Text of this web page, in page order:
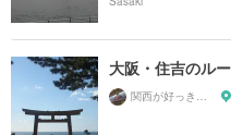
大阪・住吉のル
関西が好っきゃねん